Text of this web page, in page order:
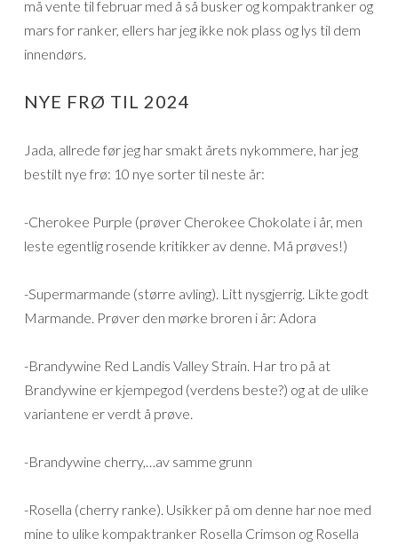
må vente til februar med å så busker og kompaktranker og
mars for ranker, ellers har jeg ikke nok plass og lys til dem
innendørs.
NYE FRØ TIL 2024
Jada, allrede før jeg har smakt årets nykommere, har jeg
bestilt nye frø: 10 nye sorter til neste år:
-Cherokee Purple (prøver Cherokee Chokolate i år, men
leste egentlig rosende kritikker av denne. Må prøves!)
-Supermarmande (større avling). Litt nysgjerrig. Likte godt
Marmande. Prøver den mørke broren i år: Adora
-Brandywine Red Landis Valley Strain. Har tro på at
Brandywine er kjempegod (verdens beste?) og at de ulike
variantene er verdt å prøve.
-Brandywine cherry,…av samme grunn
-Rosella (cherry ranke). Usikker på om denne har noe med
mine to ulike kompaktranker Rosella Crimson og Rosella